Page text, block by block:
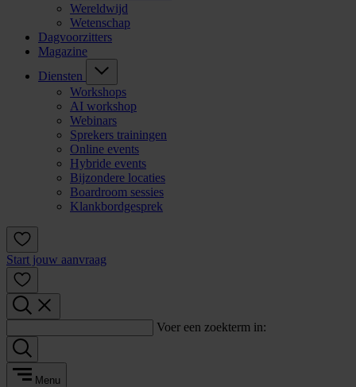
Wereldwijd
Wetenschap
Dagvoorzitters
Magazine
Diensten
Workshops
AI workshop
Webinars
Sprekers trainingen
Online events
Hybride events
Bijzondere locaties
Boardroom sessies
Klankbordgesprek
Start jouw aanvraag
Voer een zoekterm in:
Menu